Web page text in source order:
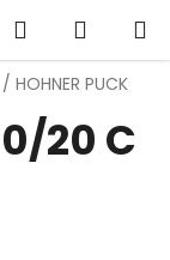
Hledat
KOŠÍK
/ HOHNER PUCK
20 C